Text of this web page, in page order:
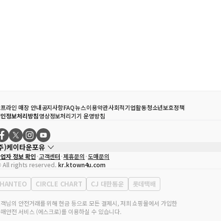
라인 매장 안내공지사항FAQ뉴스이용약관사회적기업활동청소년보호정책
정보처리방침영상정보처리기기 운영방침
)케이타운포유
자
송효민
업자등록번호
120-87-71116
판매업 신고번호 제2011-서울강남-02223
표전화
02-552-9855
자 정보 확인 고객센터 제휴문의 도매문의
rights reserved. kr.ktown4u.com
HANTEO CIRCLE CHART CJ 대한통운 롯데택배
님의 안전거래를 위해 현금 등으로 모든 결제시, 저희 쇼핑몰에서 가입한
안전 서비스 (에스크로)를 이용하실 수 있습니다.